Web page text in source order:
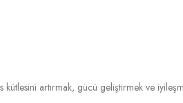
artırmak, gücü geliştirmek ve